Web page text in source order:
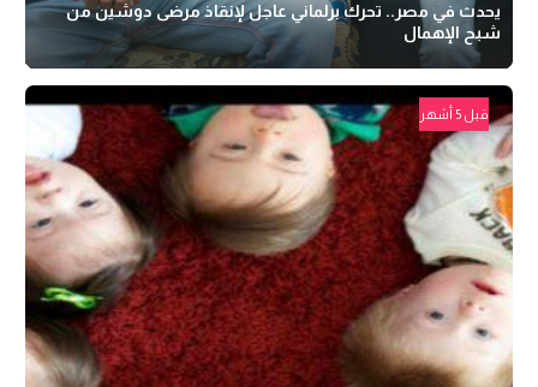
يحدث في مصر.. تحرك برلماني عاجل لإنقاذ مرضى دوشين من
شبح الإهمال
قبل 5 أشهر